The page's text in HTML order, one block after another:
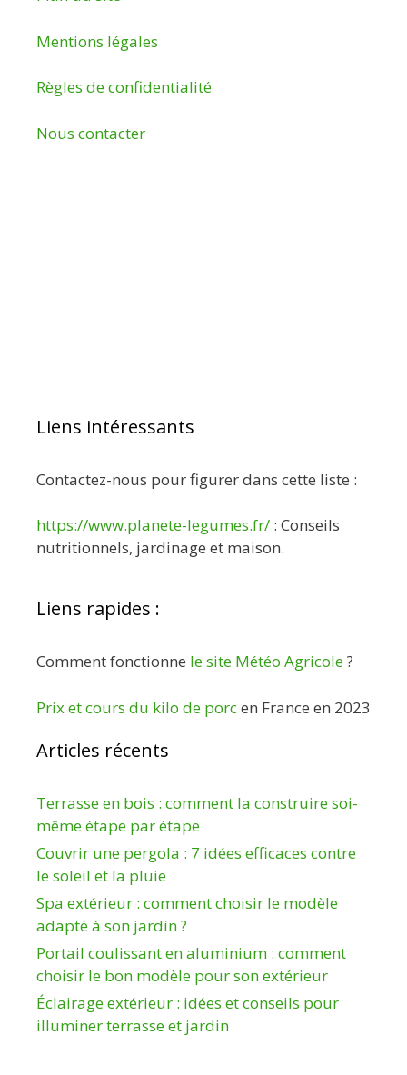
Mentions légales
Règles de confidentialité
Nous contacter
Liens intéressants
Contactez-nous pour figurer dans cette liste :
https://www.planete-legumes.fr/ : Conseils
nutritionnels, jardinage et maison.
Liens rapides :
Comment fonctionne le site Météo Agricole?
Prix et cours du kilo de porcen France en 2023
Articles récents
Terrasse en bois : comment la construire soi-
même étape par étape
Couvrir une pergola : 7 idées efficaces contre
le soleil et la pluie
Spa extérieur : comment choisir le modèle
adapté à son jardin ?
Portail coulissant en aluminium : comment
choisir le bon modèle pour son extérieur
Éclairage extérieur : idées et conseils pour
illuminer terrasse et jardin